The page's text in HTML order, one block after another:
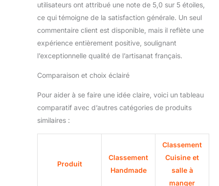
utilisateurs ont attribué une note de 5,0 sur 5 étoiles,
ce qui témoigne de la satisfaction générale. Un seul
commentaire client est disponible, mais il reflète une
expérience entièrement positive, soulignant
l’exceptionnelle qualité de l’artisanat français.
Comparaison et choix éclairé
Pour aider à se faire une idée claire, voici un tableau
comparatif avec d’autres catégories de produits
similaires :
Produit
Classement
Handmade
Classement
Cuisine et
salle à
manger